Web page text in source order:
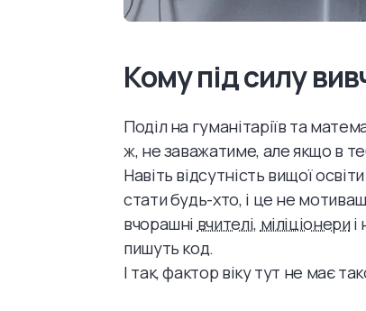
Кому під силу
Поділ на гуманітаріїв та
ж, не заважатиме, але якщо в
Навіть відсутність вищої
стати будь-хто, і це не
вчорашні вчителі, міліціонериі
пишуть код.
І так, фактор віку тут не має